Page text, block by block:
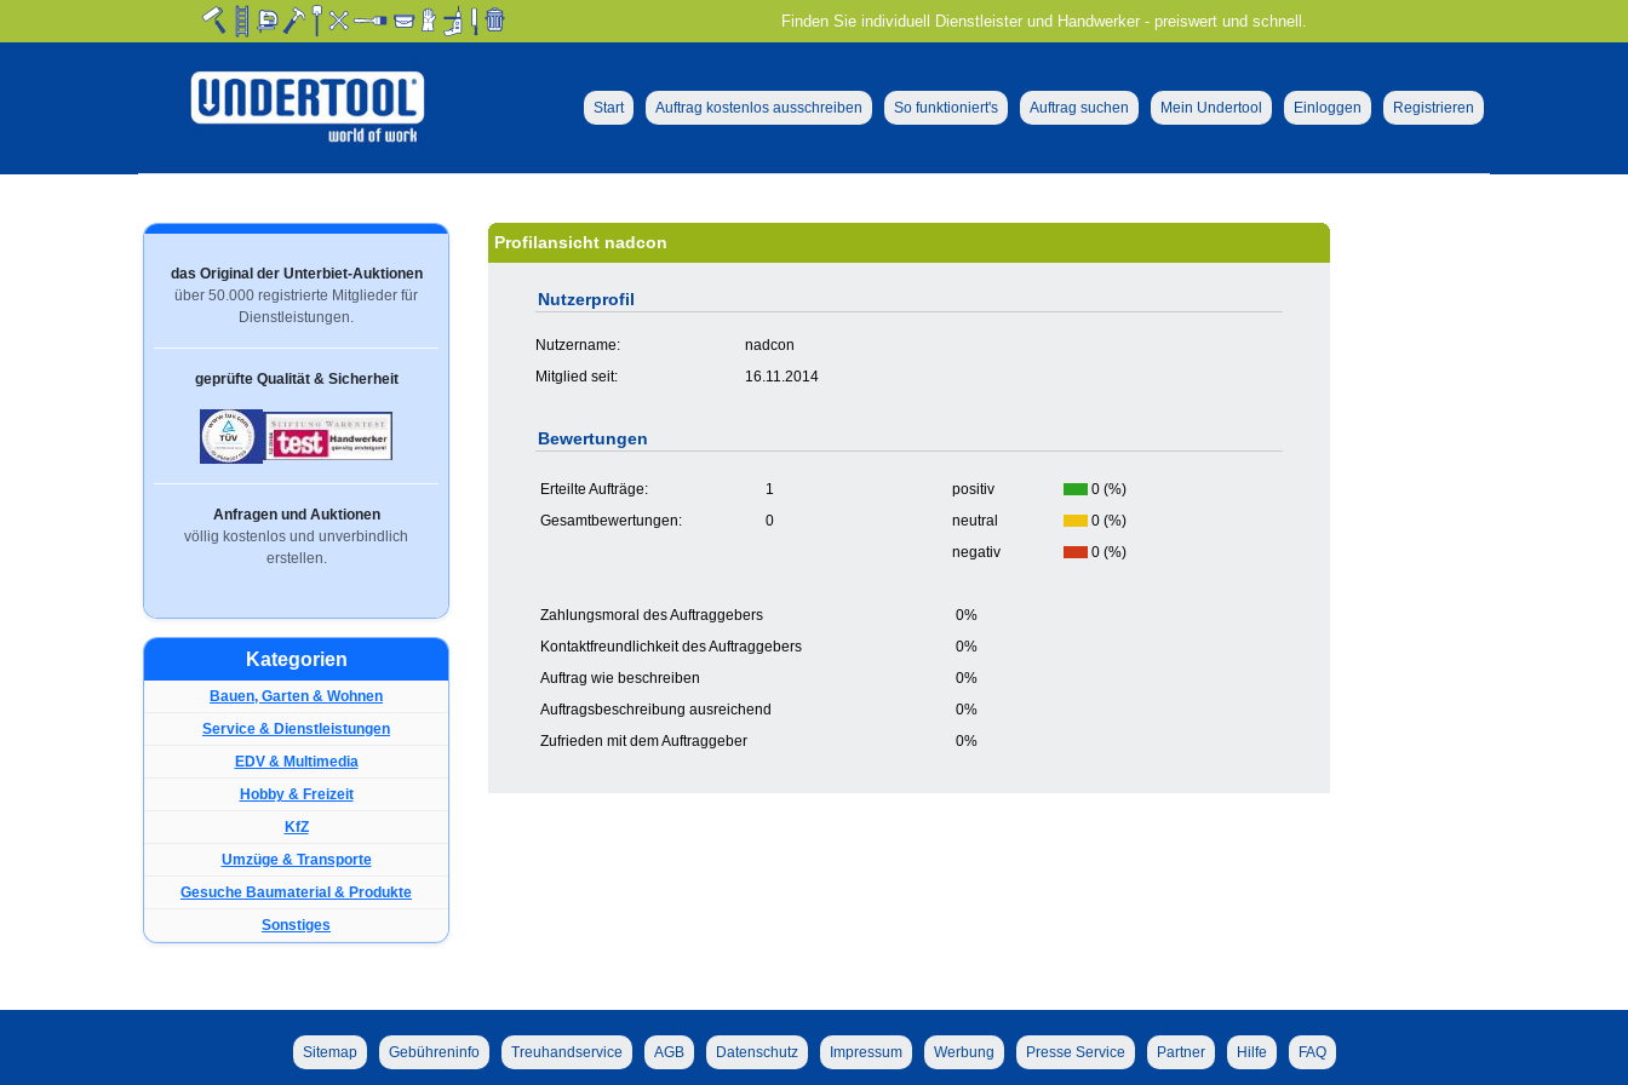
Finden Sie individuell Dienstleister und Handwerker - preiswert und schnell.
Start Auftrag kostenlos ausschreiben So funktioniert's Auftrag suchen Mein Undertool Einloggen Registrieren
das Original der Unterbiet-Auktionen
über 50.000 registrierte Mitglieder für
Dienstleistungen.
geprüfte Qualität & Sicherheit
Anfragen und Auktionen
völlig kostenlos und unverbindlich
erstellen.
Kategorien
Bauen, Garten & Wohnen
Service & Dienstleistungen
EDV & Multimedia
Hobby & Freizeit
KfZ
Umzüge & Transporte
Gesuche Baumaterial & Produkte
Sonstiges
Profilansicht nadcon
Nutzerprofil
Nutzername:
nadcon
Mitglied seit:
16.11.2014
Bewertungen
Erteilte Aufträge: 1 positiv
0 (%)
Gesamtbewertungen:
0 neutral
0 (%)
negativ
0 (%)
Zahlungsmoral des Auftraggebers
0%
Kontaktfreundlichkeit des Auftraggebers
0%
Auftrag wie beschreiben
0%
Auftragsbeschreibung ausreichend
0%
Zufrieden mit dem Auftraggeber
0%
Sitemap Gebühreninfo Treuhandservice AGB Datenschutz Impressum Werbung Presse Service Partner Hilfe FAQ